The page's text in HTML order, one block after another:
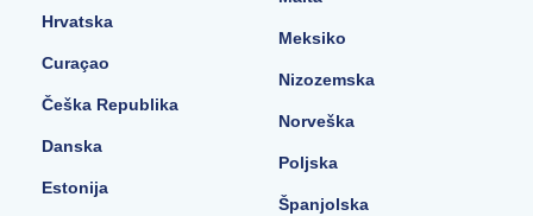
Hrvatska
Curaçao
Češka Republika
Danska
Estonija
Meksiko
Nizozemska
Norveška
Poljska
Španjolska